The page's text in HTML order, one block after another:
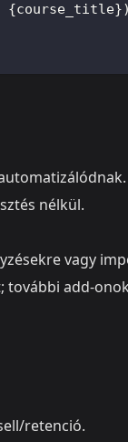
{course_title})
nélkül.
vagy
retenció.